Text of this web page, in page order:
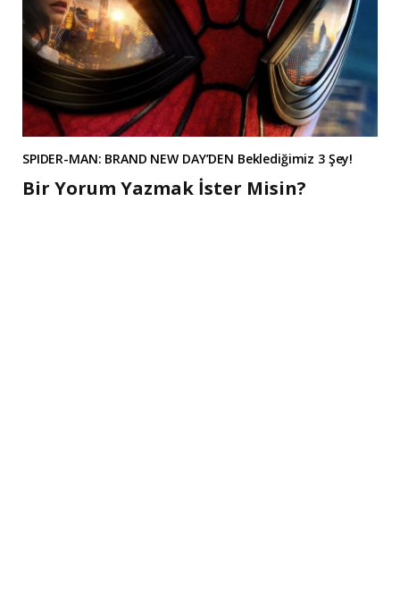
SPIDER-MAN: BRAND NEW DAY’DEN Beklediğimiz 3 Şey!
Bir Yorum Yazmak İster Misin?